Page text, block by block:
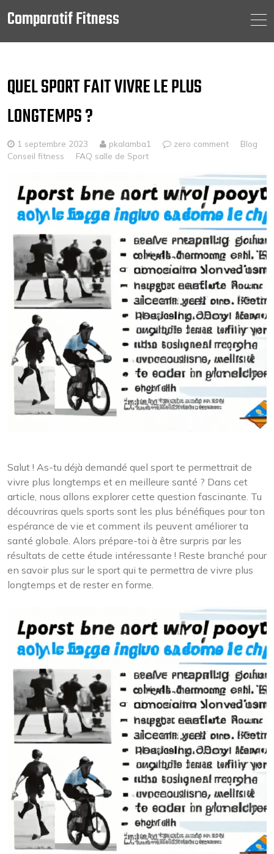
content
Comparatif Fitness
QUEL SPORT FAIT VIVRE LE PLUS
LONGTEMPS ?
1 septembre 2023 pkalamba1 zero comment
Blog
Conseil fitness
FAQ salle de Sport
Salut ! As-tu déjà demandé quel sport te permettrait de
vivre plus longtemps et en meilleure santé ? Dans cet
article, nous allons explorer cette question fascinante. Tu
découvriras quels sports sont les plus bénéfiques pour ton
espérance de vie et comment ils peuvent améliorer ta
santé globale. Alors prépare-toi à être surpris par les
résultats de cette étude intéressante ! Reste branché pour
en savoir plus sur le sport qui te permettra de vivre plus
longtemps et de rester en forme.